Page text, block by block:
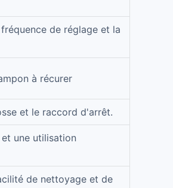
de réglage et la
à récurer
et le raccord d'arrêt.
une utilisation
de nettoyage et de